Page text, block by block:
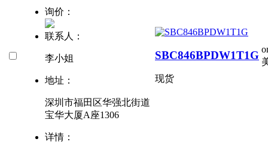
询价：
联系人：
李小姐
地址：
深圳市福田区华强北街道
宝华大厦A座1306
详情：
SBC846BPDW1T1G
现货